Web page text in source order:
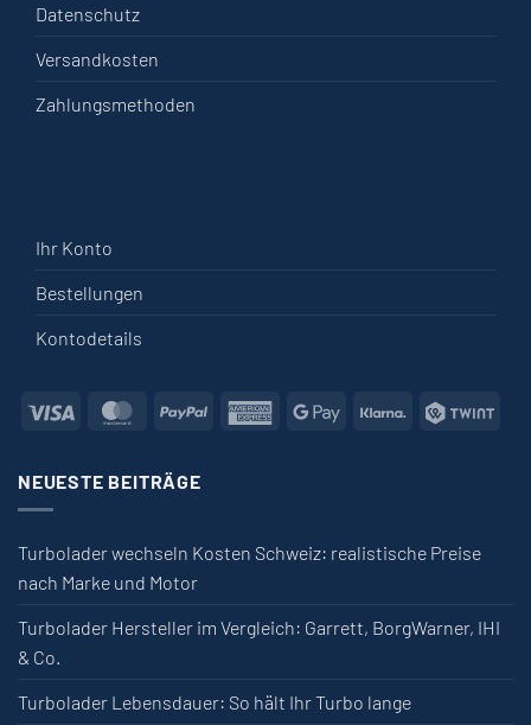
Datenschutz
Versandkosten
Zahlungsmethoden
Ihr Konto
Bestellungen
Kontodetails
Visa MasterCardPayPal American Express
Google PayKlarna
NEUESTE BEITRÄGE
Turbolader wechseln Kosten Schweiz: realistische Preise
nach Marke und Motor
Turbolader Hersteller im Vergleich: Garrett, BorgWarner, IHI
& Co.
Turbolader Lebensdauer: So hält Ihr Turbo lange